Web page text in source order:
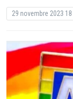
29 novembre 2023